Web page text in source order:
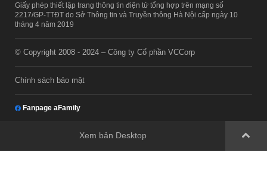
Giấy phép thiết lập trang thông tin điện tử tổng hợp trên mạng số
2217/GP-TTĐT do Sở Thông tin và Truyền thông Hà Nội cấp ngày 10
tháng 4 năm 2019
© Copyright 2008 - 2024 – Công ty Cổ phần VCCorp
Chính sách bảo mật
Fanpage aFamily
Xem bản Desktop